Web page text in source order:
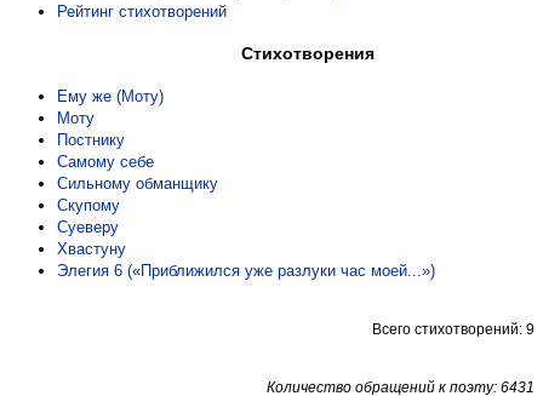
Случайная цитата
Рейтинг русских поэтов
Рейтинг стихотворений
Рейтинг стихотворений
Стихотворения
Ему же (Моту)
Моту
Постнику
Самому себе
Сильному обманщику
Скупому
Суеверу
Хвастуну
Элегия 6 («Приближился уже разлуки час моей...»)
Всего стихотворений: 9
Количество обращений к поэту: 6431